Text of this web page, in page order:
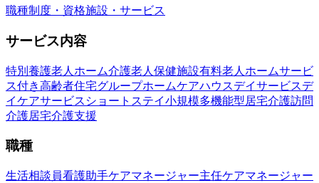
職種制度・資格施設・サービス
サービス内容
特別養護老人ホーム介護老人保健施設有料老人ホームサービ
ス付き高齢者住宅グループホームケアハウスデイサービスデ
イケアサービス ショートステイ小規模多機能型居宅介護訪問
介護居宅介護支援
職種
生活相談員看護助手ケアマネージャー主任ケアマネージャー